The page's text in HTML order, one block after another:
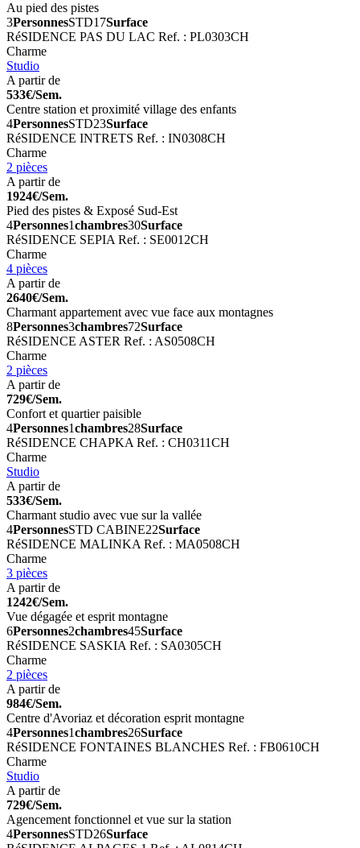
Au pied des pistes
3PersonnesSTD17Surface
RéSIDENCE PAS DU LAC Ref. : PL0303CH
Charme
Studio
A partir de
533€/Sem.
Centre station et proximité village des enfants
4PersonnesSTD23Surface
RéSIDENCE INTRETS Ref. : IN0308CH
Charme
2 pièces
A partir de
1924€/Sem.
Pied des pistes & Exposé Sud-Est
4Personnes1chambres30Surface
RéSIDENCE SEPIA Ref. : SE0012CH
Charme
4 pièces
A partir de
2640€/Sem.
Charmant appartement avec vue face aux montagnes
8Personnes3chambres72Surface
RéSIDENCE ASTER Ref. : AS0508CH
Charme
2 pièces
A partir de
729€/Sem.
Confort et quartier paisible
4Personnes1chambres28Surface
RéSIDENCE CHAPKA Ref. : CH0311CH
Charme
Studio
A partir de
533€/Sem.
Charmant studio avec vue sur la vallée
4PersonnesSTD CABINE22Surface
RéSIDENCE MALINKA Ref. : MA0508CH
Charme
3 pièces
A partir de
1242€/Sem.
Vue dégagée et esprit montagne
6Personnes2chambres45Surface
RéSIDENCE SASKIA Ref. : SA0305CH
Charme
2 pièces
A partir de
984€/Sem.
Centre d'Avoriaz et décoration esprit montagne
4Personnes1chambres26Surface
RéSIDENCE FONTAINES BLANCHES Ref. : FB0610CH
Charme
Studio
A partir de
729€/Sem.
Agencement fonctionnel et vue sur la station
4PersonnesSTD26Surface